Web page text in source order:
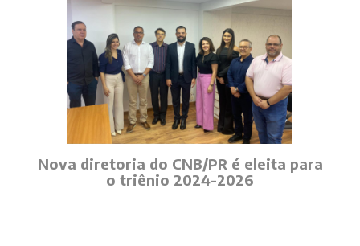
Nova diretoria do CNB/PR é eleita para
o triênio 2024-2026